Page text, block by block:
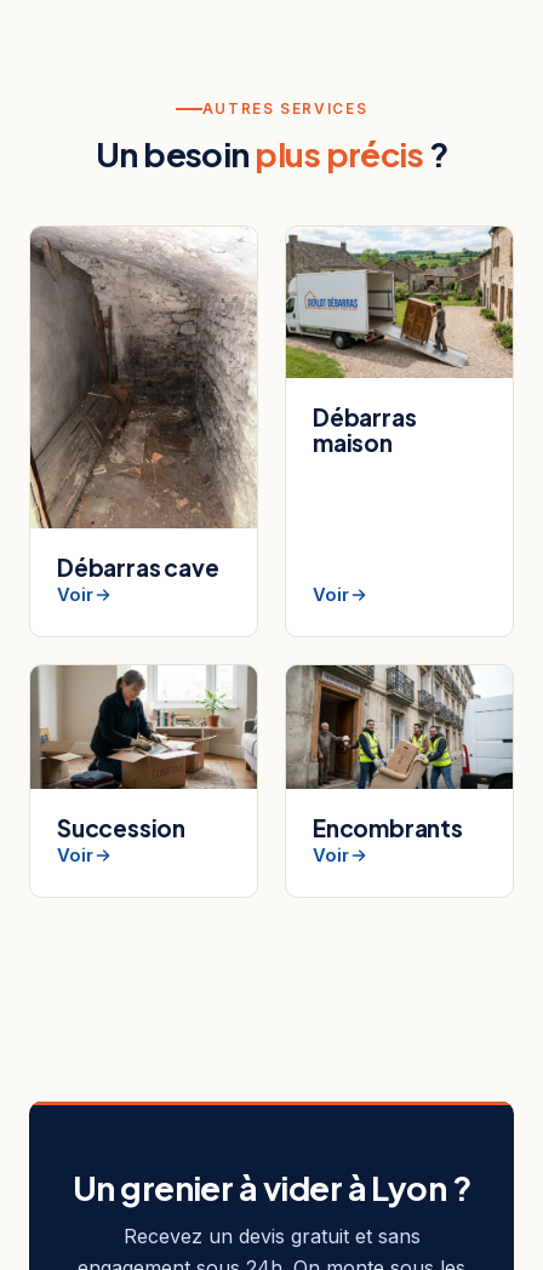
AUTRES SERVICES
Un besoin plus précis ?
Débarras cave
Voir
Débarras
maison
Voir
Succession
Voir
Encombrants
Voir
Un grenier à vider à Lyon ?
Recevez un devis gratuit et sans